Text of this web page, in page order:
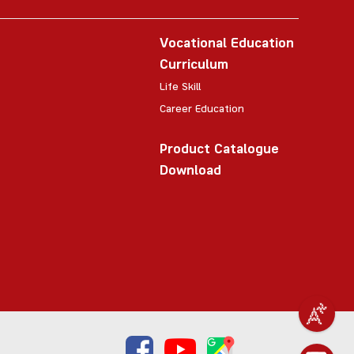
Vocational Education
Curriculum
Life Skill
Career Education
Product Catalogue
Download